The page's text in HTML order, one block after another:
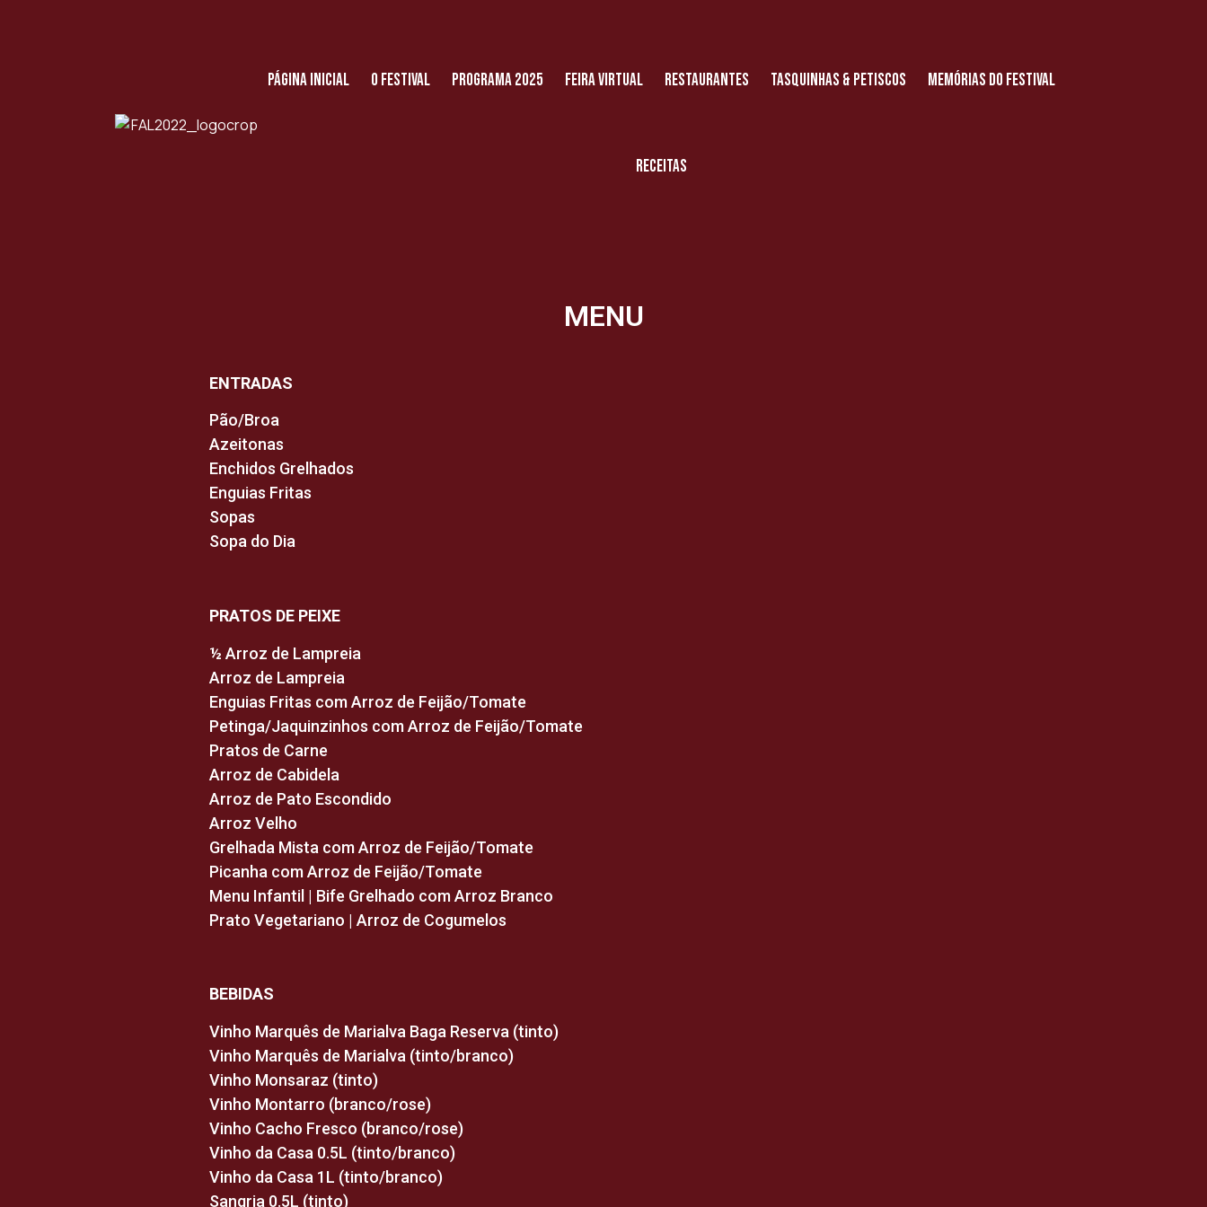
Página Inicial O Festival Programa 2025 Feira Virtual Restaurantes Tasquinhas & Petiscos Memórias do Festival
Receitas
MENU
ENTRADAS
Pão/Broa
Azeitonas
Enchidos Grelhados
Enguias Fritas
Sopas
Sopa do Dia
PRATOS DE PEIXE
½ Arroz de Lampreia
Arroz de Lampreia
Enguias Fritas com Arroz de Feijão/Tomate
Petinga/Jaquinzinhos com Arroz de Feijão/Tomate
Pratos de Carne
Arroz de Cabidela
Arroz de Pato Escondido
Arroz Velho
Grelhada Mista com Arroz de Feijão/Tomate
Picanha com Arroz de Feijão/Tomate
Menu Infantil | Bife Grelhado com Arroz Branco
Prato Vegetariano | Arroz de Cogumelos
BEBIDAS
Vinho Marquês de Marialva Baga Reserva (tinto)
Vinho Marquês de Marialva (tinto/branco)
Vinho Monsaraz (tinto)
Vinho Montarro (branco/rose)
Vinho Cacho Fresco (branco/rose)
Vinho da Casa 0.5L (tinto/branco)
Vinho da Casa 1L (tinto/branco)
Sangria 0.5L (tinto)